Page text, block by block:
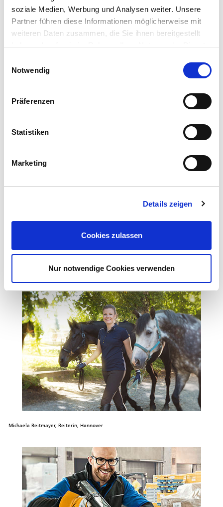
soziale Medien, Werbung und Analysen weiter. Unsere
Partner führen diese Informationen möglicherweise mit
weiteren Daten zusammen, die Sie ihnen bereitgestellt
haben oder die sie im Rahmen Ihrer Nutzung der Dienste
Cookies, wenn Sie unsere Webseite weiterhin nutzen.
Notwendig
Präferenzen
Statistiken
Marketing
Details zeigen
Cookies zulassen
Nur notwendige Cookies verwenden
Oliver Wiesinger, Landschaftsgärtner, Potsdam
Michaela Reitmayer, Reiterin, Hannover